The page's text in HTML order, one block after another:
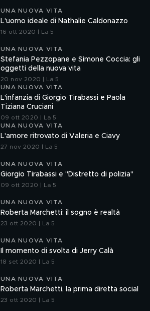
UNA NUOVA VITA
L'uomo ideale di Nathalie Caldonazzo
16 ott 2020 | La 5
UNA NUOVA VITA
Stefania Pezzopane e Simone Coccia: gli
oggetti della nuova vita
20 nov 2020 | La 5
UNA NUOVA VITA
L'infanzia di Giorgio Tirabassi e Paola
Tiziana Cruciani
09 ott 2020 | La 5
UNA NUOVA VITA
L'amore ritrovato di Valeria e Ciavy
27 nov 2020 | La 5
UNA NUOVA VITA
Giorgio Tirabassi e "Distretto di polizia"
09 ott 2020 | La 5
UNA NUOVA VITA
Roberta Marchetti: il sogno è realtà
23 ott 2020 | La 5
UNA NUOVA VITA
Il momento di svolta di Jerry Calà
18 set 2020 | La 5
UNA NUOVA VITA
Roberta Marchetti, la prima diretta social
23 ott 2020 | La 5